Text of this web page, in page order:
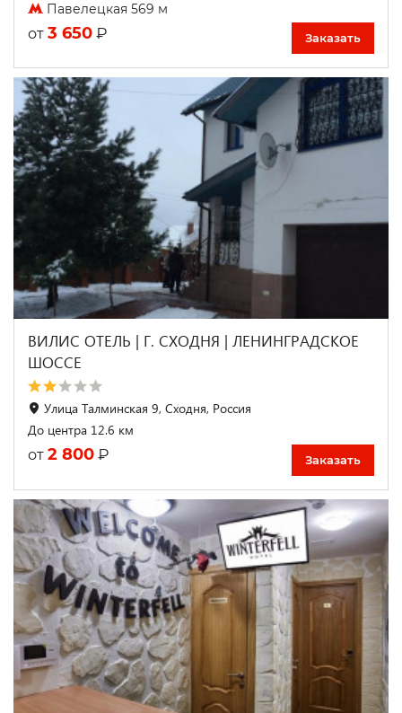
Павелецкая 569 м
от 3 650 ₽ Заказать
ВИЛИС ОТЕЛЬ | Г. СХОДНЯ | ЛЕНИНГРАДСКОЕ
ШОССЕ
Улица Талминская 9, Сходня, Россия
До центра 12.6 км
от 2 800 ₽ Заказать